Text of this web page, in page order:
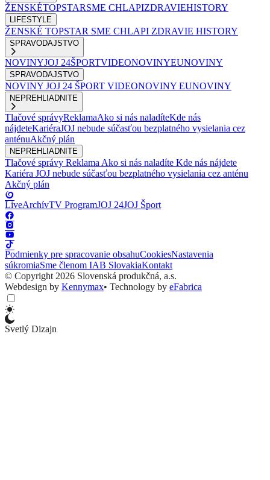
ŽENSKÉTOPSTARSME CHLAPIZDRAVIEHISTORY
LIFESTYLE
ŽENSKÉ TOPSTAR SME CHLAPI ZDRAVIE HISTORY
SPRAVODAJSTVO
NOVINYJOJ 24ŠPORTVIDEONOVINYEUNOVINY
SPRAVODAJSTVO
NOVINY JOJ 24 ŠPORT VIDEONOVINY EUNOVINY
NEPREHLIADNITE
Tlačové správyReklamaAko si nás naladíteKde nás
nájdeteKariéraJOJ nebude súčasťou bezplatného vysielania cez
anténuAkčný plán
NEPREHLIADNITE
Tlačové správy Reklama Ako si nás naladíte Kde nás nájdete
Kariéra JOJ nebude súčasťou bezplatného vysielania cez anténu
Akčný plán
LiveArchívTV ProgramJOJ 24JOJ Šport
Podmienky pre spracovanie obsahuCookiesNastavenia
súkromiaSme členom IAB SlovakiaKontakt
© Copyright 2026 Slovenská produkčná, a.s.
Webdesign by Kennymax• Technology by eFabrica
Svetlý Dizajn